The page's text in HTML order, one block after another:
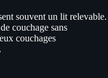
souvent un lit relevable.
couchage sans
couchages